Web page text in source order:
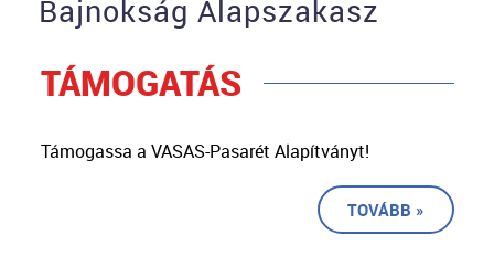
Bajnokság Alapszakasz
TÁMOGATÁS
Támogassa a VASAS-Pasarét Alapítványt!
TOVÁBB »